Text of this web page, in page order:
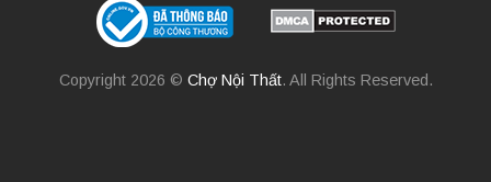
Copyright 2026 © Chợ Nội Thất. All Rights Reserved.